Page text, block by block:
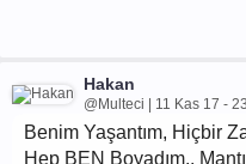
Hakan
@Multeci | 11 Kas 17 -
Benim Yaşantım, Hiçbir
Hep BEN Boyadım..